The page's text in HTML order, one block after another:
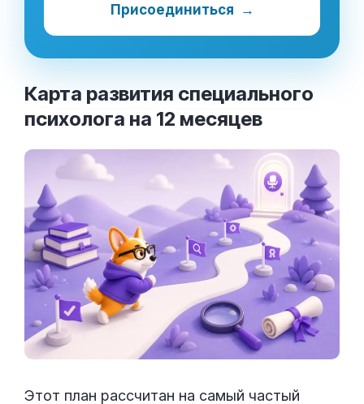
Присоединиться →
Карта развития специального
психолога на 12 месяцев
Этот план рассчитан на самый частый